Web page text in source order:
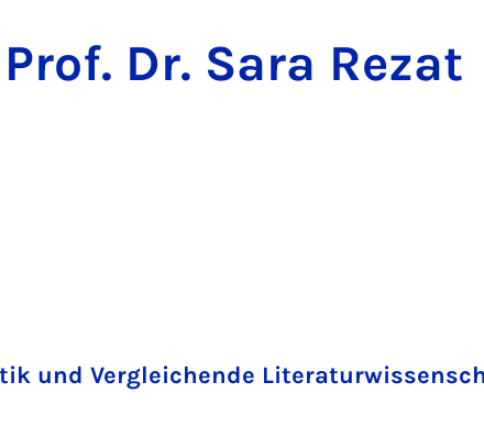
Prof. Dr. Sara Rezat
und Vergleichende